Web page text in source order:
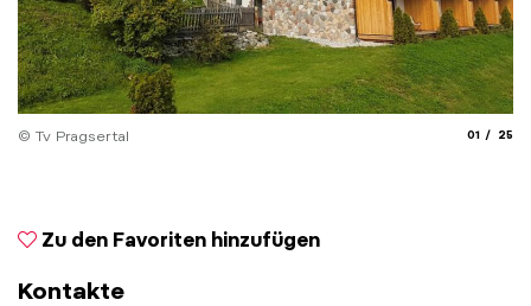
© Tv Pragsertal 01 25
Zu den Favoriten hinzufügen
Kontakte